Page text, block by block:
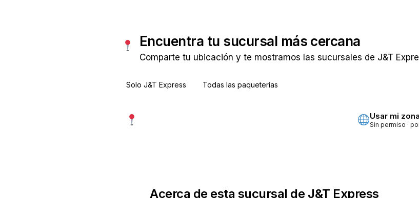
Encuentra tu sucursal más cercana
Comparte tu ubicación y te mostramos las sucursales de J&T
Solo J&T Express Todas las paqueterías
Usar mi
Sin permiso ·
Acerca de esta sucursal de J&T Express